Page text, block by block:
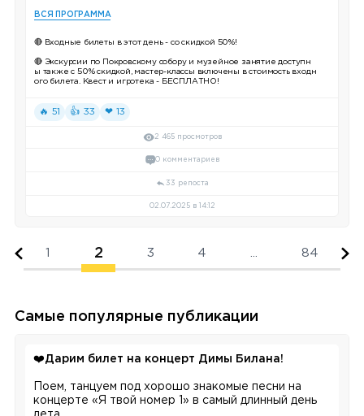
ВСЯ ПРОГРАММА
🔴 Входные билеты в этот день - со скидкой 50%!
🔴 Экскурсии по Покровскому собору и музейное занятие доступн
ы также с 50% скидкой, мастер-классы включены в стоимость входн
ого билета. Квест и игротека - БЕСПЛАТНО!
🔥 51 👍 33 ❤ 13
2 465 просмотров
0 комментариев
33 репоста
02.07.2025 в 14:12
1 2 3 4 84
Самые популярные публикации
❤️Дарим билет на концерт Димы Билана!
Поем, танцуем под хорошо знакомые песни на
концерте «Я твой номер 1» в самый длинный день